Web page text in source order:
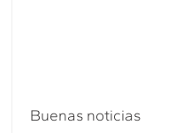
Buenas noticias